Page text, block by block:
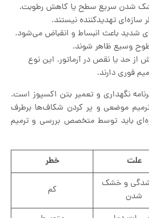
شدن سریع سطح یا کاهش رطوبت.
تهدیدکننده نیستند.
شدید باعث انبساط و انقباض می‌شود.
وسیع ظاهر شوند.
از حد یا نقص در آرماتور. این نوع
فوری دارند.
نگهداری و تعمیر بتن اکسپوز است.
موضعی و پر کردن شکاف‌ها برطرف
باید توسط متخصص بررسی و ترمیم
علت خطر
و خشک
شدن
کم